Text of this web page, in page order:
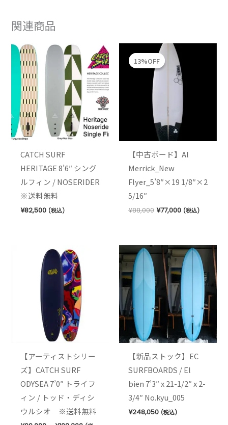
関連商品
CATCH SURF
HERITAGE 8’6″ シング
ルフィン / NOSERIDER
※送料無料
¥82,500 (税込)
13%OFF
13%OFF
【中古ボード】Al
Merrick_New
Flyer_5’8″×19 1/8″×2
5/16″
¥88,000
元
の
価
格
た。
¥77,000
の
価
格
は
で
す。
(税込)
【アーティストシリー
ズ】CATCH SURF
ODYSEA 7’0″ トライフ
ィン / トッド・ディシ
ウルシオ ※送料無料
【新品ストック】EC
SURFBOARDS / El
bien 7’3″ x 21-1/2″ x 2-
3/4″ No.kyu_005
¥248,050 (税込)